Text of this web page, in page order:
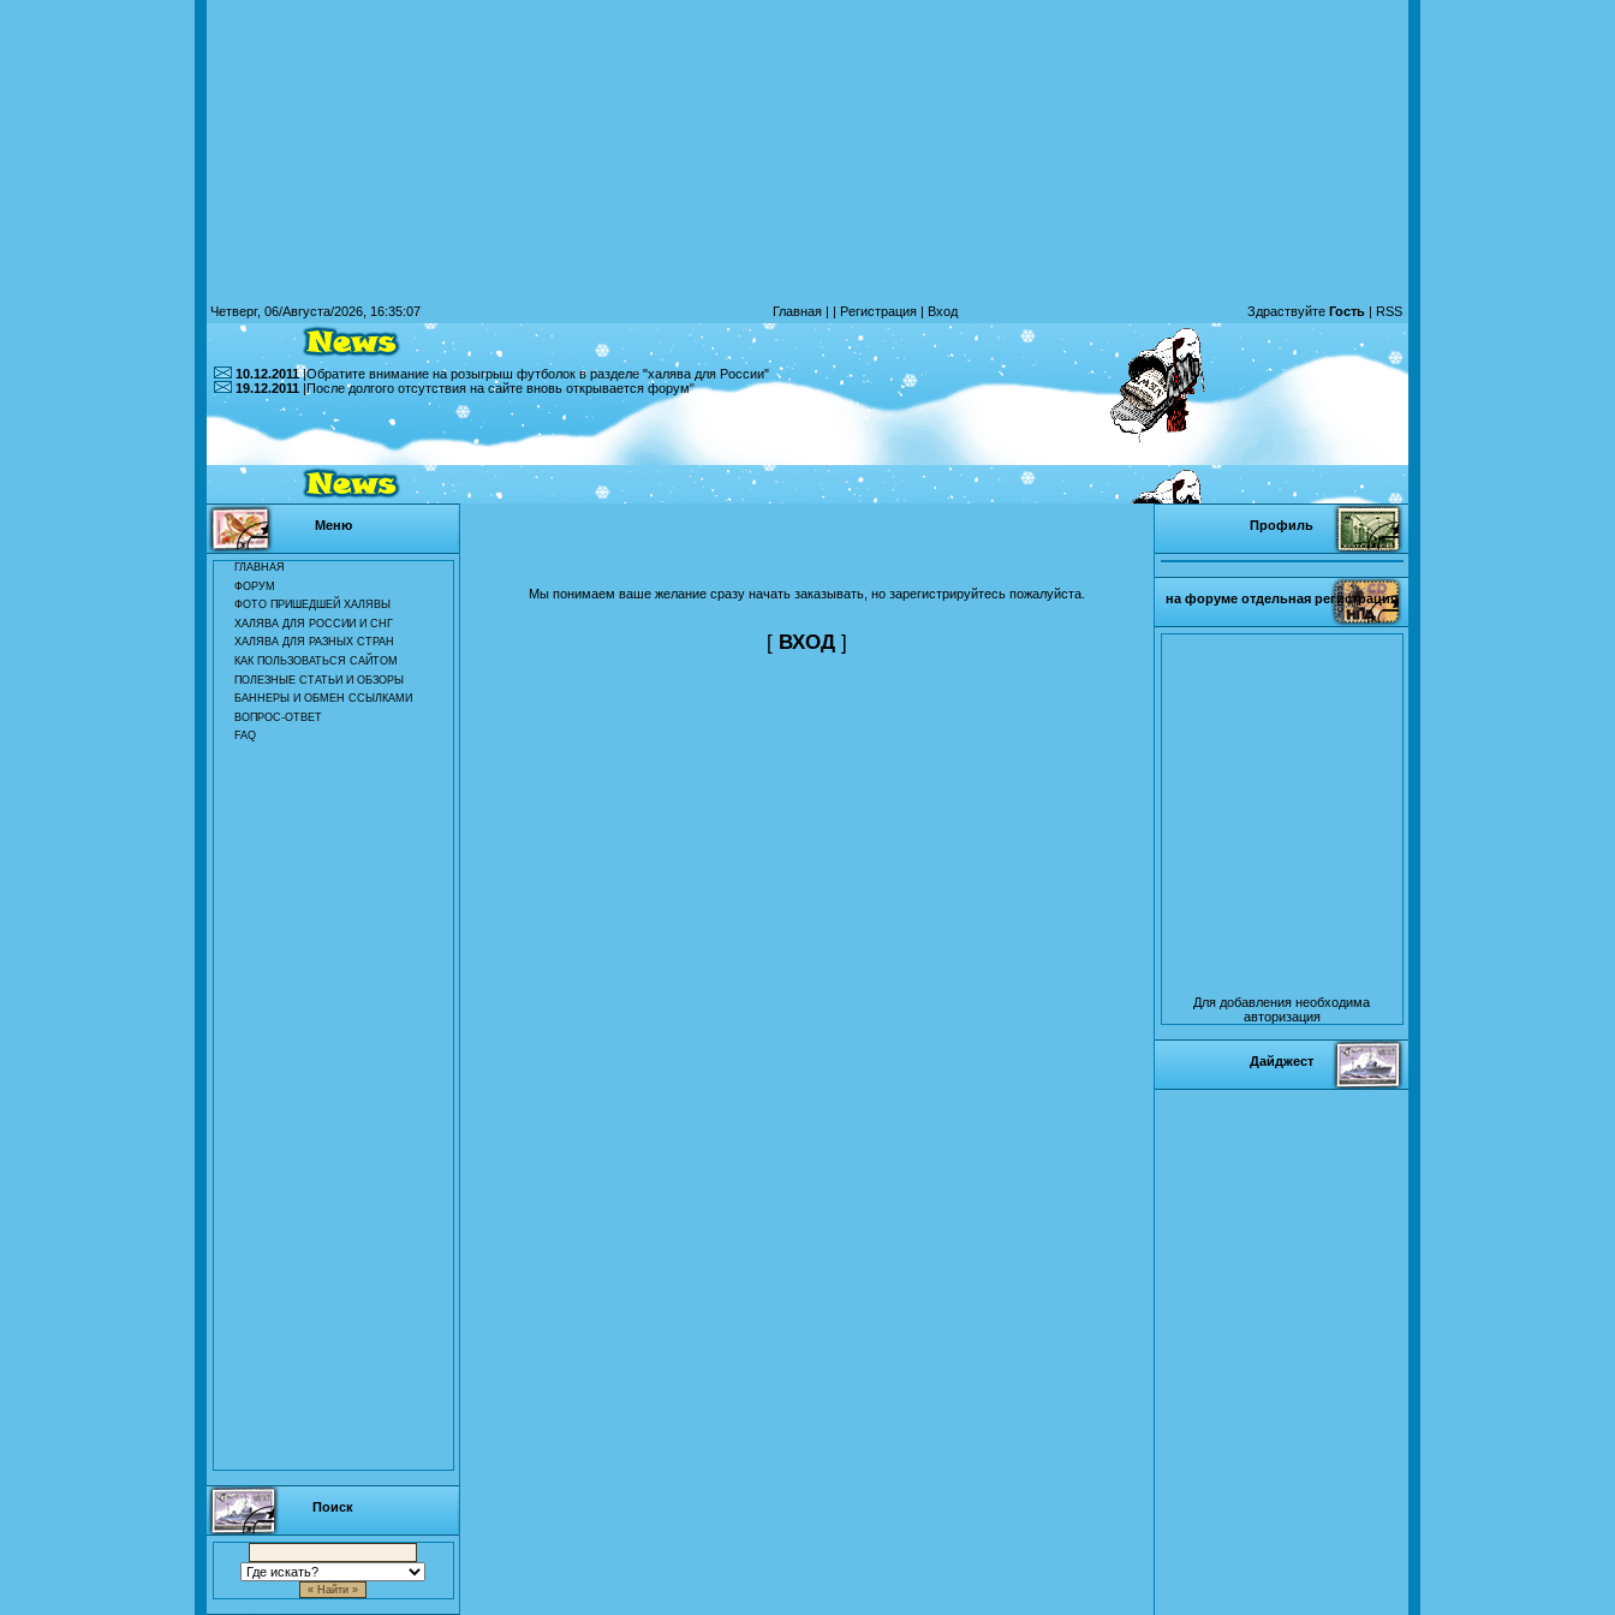
Четверг, 06/Августа/2026, 16:35:07 Главная| | Регистрация| Вход Здраствуйте Гость | RSS
10.12.2011|Обратите внимание на розыгрыш футболок в разделе "халява для России"
19.12.2011 |После долгого отсутствия на сайте вновь открывается форум"
Меню
ГЛАВНАЯ
ФОРУМ
ФОТО ПРИШЕДШЕЙ ХАЛЯВЫ
ХАЛЯВА ДЛЯ РОССИИ И СНГ
ХАЛЯВА ДЛЯ РАЗНЫХ СТРАН
КАК ПОЛЬЗОВАТЬСЯ САЙТОМ
ПОЛЕЗНЫЕ СТАТЬИ И ОБЗОРЫ
БАННЕРЫ И ОБМЕН ССЫЛКАМИ
ВОПРОС-ОТВЕТ
FAQ
Поиск
Мы понимаем ваше желание сразу начать заказывать, но зарегистрируйтесь пожалуйста.
[ ВХОД ]
Профиль
на форуме отдельная регистрация
Для добавления необходима
авторизация
Дайджест